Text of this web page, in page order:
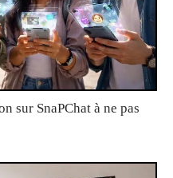
sur SnaPChat à ne pas